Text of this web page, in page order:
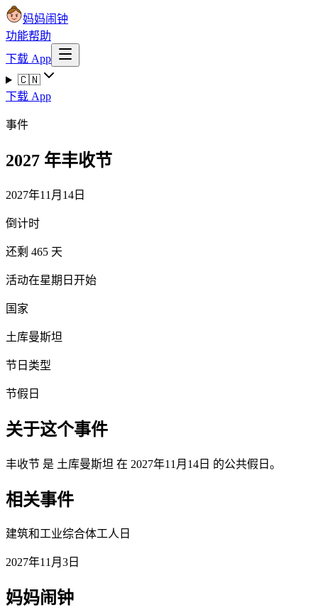
妈妈闹钟
功能帮助
下载 App
🇨🇳
下载 App
事件
2027 年丰收节
2027年11月14日
倒计时
还剩 465 天
活动在星期日开始
国家
土库曼斯坦
节日类型
节假日
关于这个事件
丰收节 是 土库曼斯坦 在 2027年11月14日 的公共假日。
相关事件
建筑和工业综合体工人日
2027年11月3日
妈妈闹钟